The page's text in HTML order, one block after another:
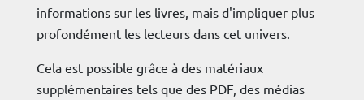
informations sur les livres, mais d'impliquer plus
profondément les lecteurs dans cet univers.
Cela est possible grâce à des matériaux
supplémentaires tels que des PDF, des médias